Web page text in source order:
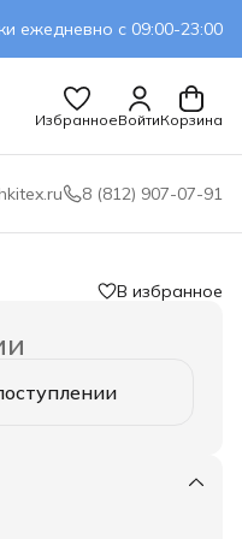
ежедневно с 09:00-23:00
ИзбранноеВойтиКорзина
8 (812) 907-07-91
В избранное